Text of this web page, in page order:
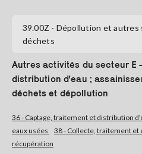
SERVICES
LA
connecter
S'abonner
39.00Z - Dépollution et autres
déchets
Autres activités du secteur E
distribution d'eau ;
déchets et dépollution
36 - Captage, traitement et distribution
eaux usées
38 - Collecte, traitement et
récupération